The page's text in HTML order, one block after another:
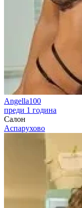
Angella100
преди 1 година
Салон
Аспарухово